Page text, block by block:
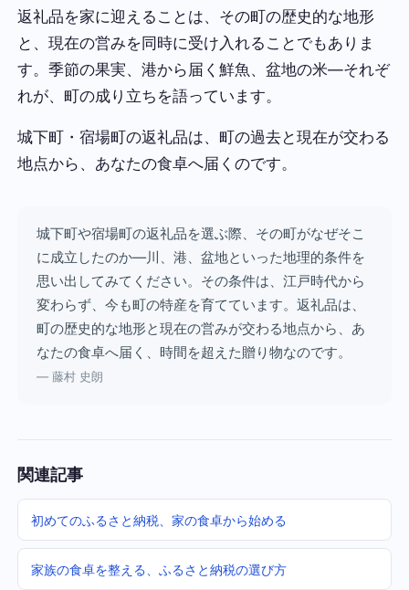
返礼品を家に迎えることは、その町の歴史的な地形
と、現在の営みを同時に受け入れることでもありま
す。季節の果実、港から届く鮮魚、盆地の米—それぞ
れが、町の成り立ちを語っています。
城下町・宿場町の返礼品は、町の過去と現在が交わる
地点から、あなたの食卓へ届くのです。
城下町や宿場町の返礼品を選ぶ際、その町がなぜそこ
に成立したのか—川、港、盆地といった地理的条件を
思い出してみてください。その条件は、江戸時代から
変わらず、今も町の特産を育てています。返礼品は、
町の歴史的な地形と現在の営みが交わる地点から、あ
なたの食卓へ届く、時間を超えた贈り物なのです。
— 藤村 史朗
関連記事
初めてのふるさと納税、家の食卓から始める
家族の食卓を整える、ふるさと納税の選び方